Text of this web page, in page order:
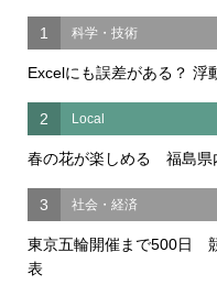
1 科学・技術
Excelにも誤差がある？ 浮
2 Local
春の花が楽しめる 福島県
3 社会・経済
東京五輪開催まで500日
表